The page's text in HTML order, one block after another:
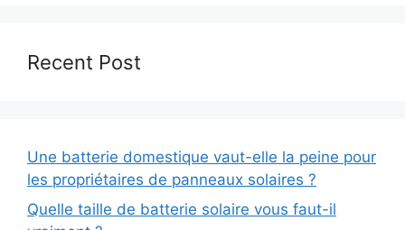
Recent Post
Une batterie domestique vaut-elle la peine pour
les propriétaires de panneaux solaires ?
Quelle taille de batterie solaire vous faut-il